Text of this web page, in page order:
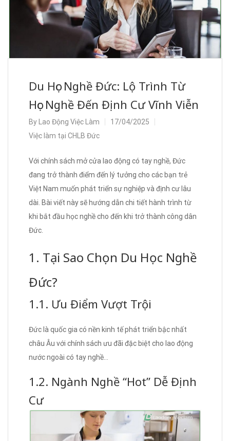
Du Học Nghề Đức: Lộ Trình Từ
Học Nghề Đến Định Cư Vĩnh Viễn
By Lao Động Việc Làm
17/04/2025
Việc làm tại CHLB Đức
Với chính sách mở cửa lao động có tay nghề, Đức
đang trở thành điểm đến lý tưởng cho các bạn trẻ
Việt Nam muốn phát triển sự nghiệp và định cư lâu
dài. Bài viết này sẽ hướng dẫn chi tiết hành trình từ
khi bắt đầu học nghề cho đến khi trở thành công dân
Đức.
1. Tại Sao Chọn Du Học Nghề
Đức?
1.1. Ưu Điểm Vượt Trội
Đức là quốc gia có nền kinh tế phát triển bậc nhất
châu Âu với chính sách ưu đãi đặc biệt cho lao động
nước ngoài có tay nghề…
1.2. Ngành Nghề “Hot” Dễ Định
Cư